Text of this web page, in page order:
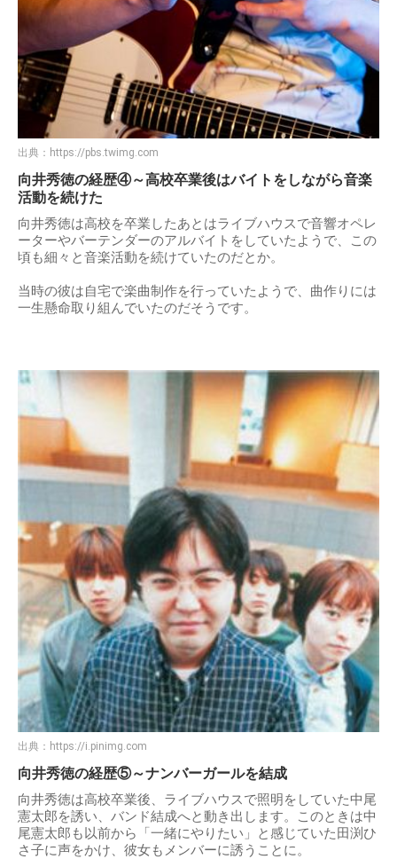
出典： https://pbs.twimg.com
向井秀徳の経歴④～高校卒業後はバイトをしながら音楽
活動を続けた
向井秀徳は高校を卒業したあとはライブハウスで音響オペレ
ーターやバーテンダーのアルバイトをしていたようで、この
頃も細々と音楽活動を続けていたのだとか。
当時の彼は自宅で楽曲制作を行っていたようで、曲作りには
一生懸命取り組んでいたのだそうです。
出典： https://i.pinimg.com
向井秀徳の経歴⑤～ナンバーガールを結成
向井秀徳は高校卒業後、ライブハウスで照明をしていた中尾
憲太郎を誘い、バンド結成へと動き出します。このときは中
尾憲太郎も以前から「一緒にやりたい」と感じていた田渕ひ
さ子に声をかけ、彼女もメンバーに誘うことに。